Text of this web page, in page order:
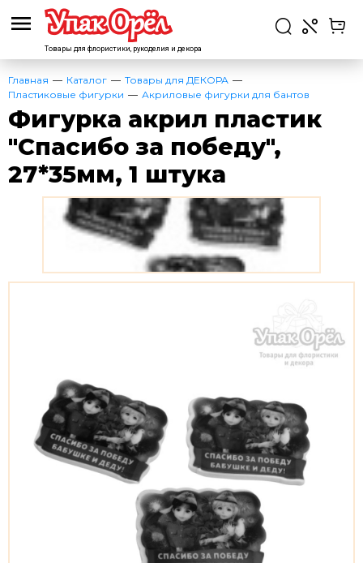
Товары для флористики, рукоделия и декора
Главная Каталог
Товары для ДЕКОРА
Пластиковые фигурки
Акриловые фигурки для бантов
Фигурка акрил пластик
"Спасибо за победу",
27*35мм, 1 штука